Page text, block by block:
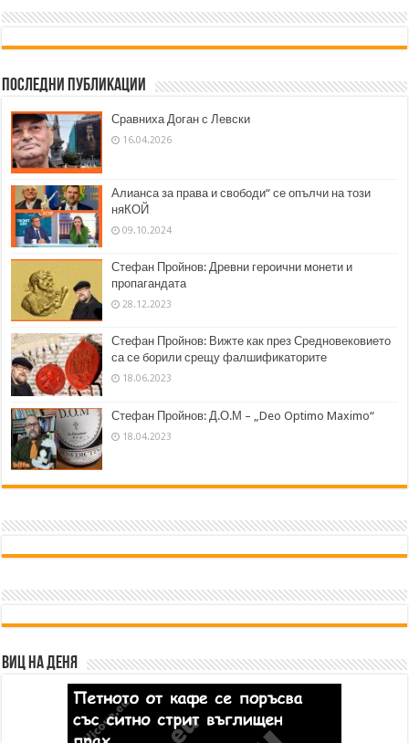
Последни публикации
Сравниха Доган с Левски
16.04.2026
Алианса за права и свободи“ се опълчи на този
няКОЙ
09.10.2024
Стефан Пройнов: Древни героични монети и
пропагандата
28.12.2023
Стефан Пройнов: Вижте как през Средновековието
са се борили срещу фалшификаторите
18.06.2023
Стефан Пройнов: Д.О.М – „Deo Optimo Maximo“
18.04.2023
Виц на деня